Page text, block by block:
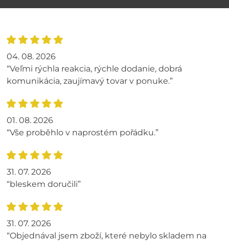
04. 08. 2026
“Veľmi rýchla reakcia, rýchle dodanie, dobrá
komunikácia, zaujímavý tovar v ponuke.”
01. 08. 2026
“Vše proběhlo v naprostém pořádku.”
31. 07. 2026
“bleskem doručili”
31. 07. 2026
“Objednával jsem zboží, které nebylo skladem na